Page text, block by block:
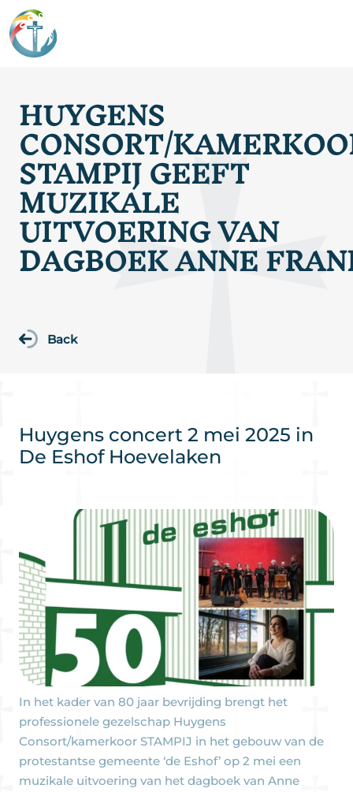
HUYGENS
CONSORT/
STAMPIJ GEEFT
MUZIKALE
UITVOERING VAN
DAGBOEK ANNE
Back
Huygens concert 2 mei 2025 in
De Eshof Hoevelaken
In het kader van 80 jaar bevrijding brengt het
professionele gezelschap Huygens
Consort/kamerkoor STAMPIJ in het gebouw van de
protestantse gemeente ‘de Eshof’ op 2 mei een
muzikale uitvoering van het dagboek van Anne